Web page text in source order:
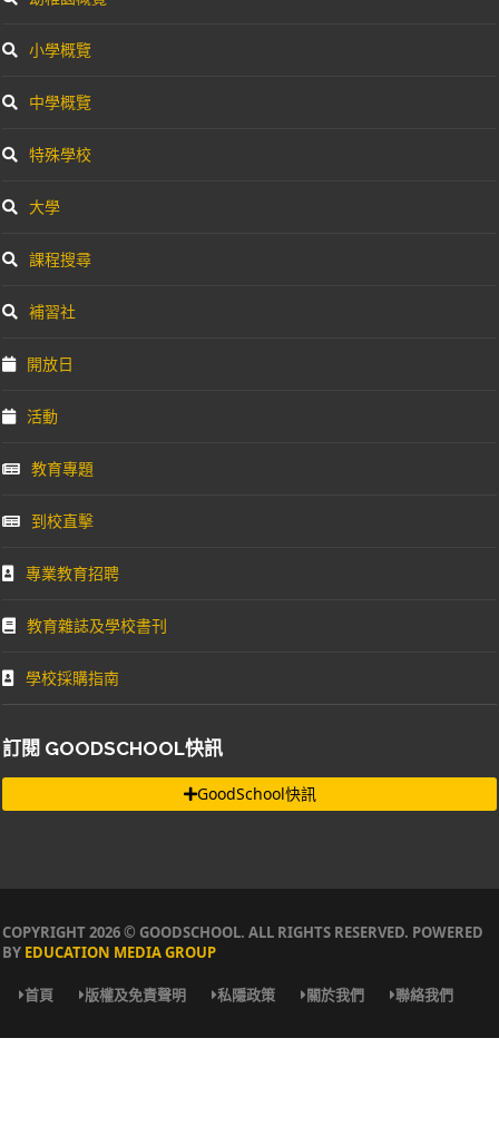
小學概覽
中學概覽
特殊學校
大學
課程搜尋
補習社
開放日
活動
教育專題
到校直擊
專業教育招聘
教育雜誌及學校書刊
學校採購指南
訂閱 GOODSCHOOL快訊
GoodSchool快訊
COPYRIGHT 2026 © GOODSCHOOL. ALL RIGHTS RESERVED. POWERED
BY EDUCATION MEDIA GROUP
首頁 版權及免責聲明 私隱政策 關於我們 聯絡我們